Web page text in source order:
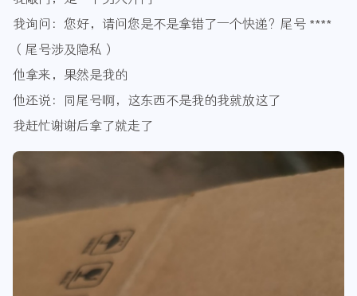
我询问：您好，请问您是不是拿错了一个快递？尾号 ****
（尾号涉及隐私）
他拿来，果然是我的
他还说：同尾号啊，这东西不是我的我就放这了
我赶忙谢谢后拿了就走了